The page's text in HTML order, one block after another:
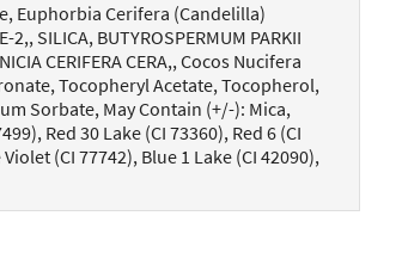
Euphorbia Cerifera (Candelilla)
SILICA, BUTYROSPERMUM PARKII
CERIFERA CERA,, Cocos Nucifera
Tocopheryl Acetate, Tocopherol,
Sorbate, May Contain (+/-): Mica,
Red 30 Lake (CI 73360), Red 6 (CI
(CI 77742), Blue 1 Lake (CI 42090),